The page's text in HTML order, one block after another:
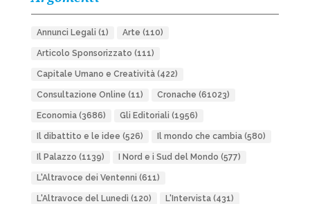
Annunci Legali (1) Arte (110)
Articolo Sponsorizzato (111)
Capitale Umano e Creatività(422)
Consultazione Online (11) Cronache (61023)
Economia(3686) Gli Editoriali (1956)
Il dibattito e le idee (526) Il mondo che cambia(580)
Il Palazzo (1139) I Nord e i Sud del Mondo (577)
L'Altravoce dei Ventenni (611)
L'Altravoce del Lunedì (120) L'Intervista(431)